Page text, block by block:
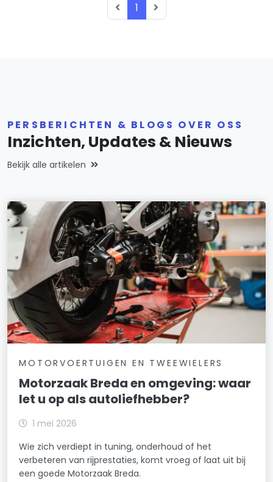
1
PERSBERICHTEN & BLOGS OVER OSS
Inzichten, Updates & Nieuws
Bekijk alle artikelen
MOTORVOERTUIGEN EN TWEEWIELERS
Motorzaak Breda en omgeving: waar
let u op als autoliefhebber?
1 mei 2026
Wie zich verdiept in tuning, onderhoud of het
verbeteren van rijprestaties, komt vroeg of laat uit bij
een goede Motorzaak Breda.